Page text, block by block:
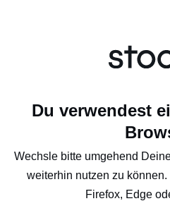
Du verwendest
Wechsle bitte umgehend
weiterhin nutzen zu
Firefox, Edge